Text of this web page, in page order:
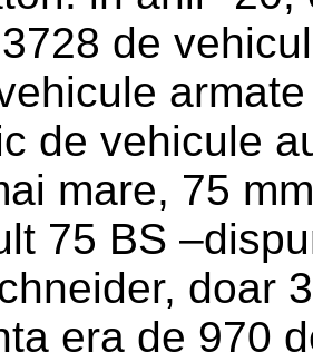
de
de vehicule
mare, 75
75 BS
doar
era de 970